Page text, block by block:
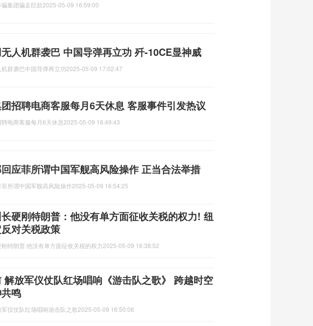
集团骗走巨款2025-05-09 16:59:00
人机群袭巴 中国导弹再立功 歼-10CE显神威
群袭巴中国导弹再立功2025-05-09 17:02:47
招聘电商客服每月6天休息 客服事件引发热议
电商客服每月6天休息2025-05-09 16:49:43
应菲所谓中国军舰高风险操作 正当合法举措
所谓中国军舰高风险操作2025-05-09 16:54:25
硬刚特朗普：他没有单方面征收关税的权力! 纽
对关税政策
特朗普,他没有单方面征收关税的权力2025-05-09 16:38:52
解放军仪仗队红场唱响《游击队之歌》 跨越时空
鸣
仪仗队红场唱响游击队之歌2025-05-09 16:50:06